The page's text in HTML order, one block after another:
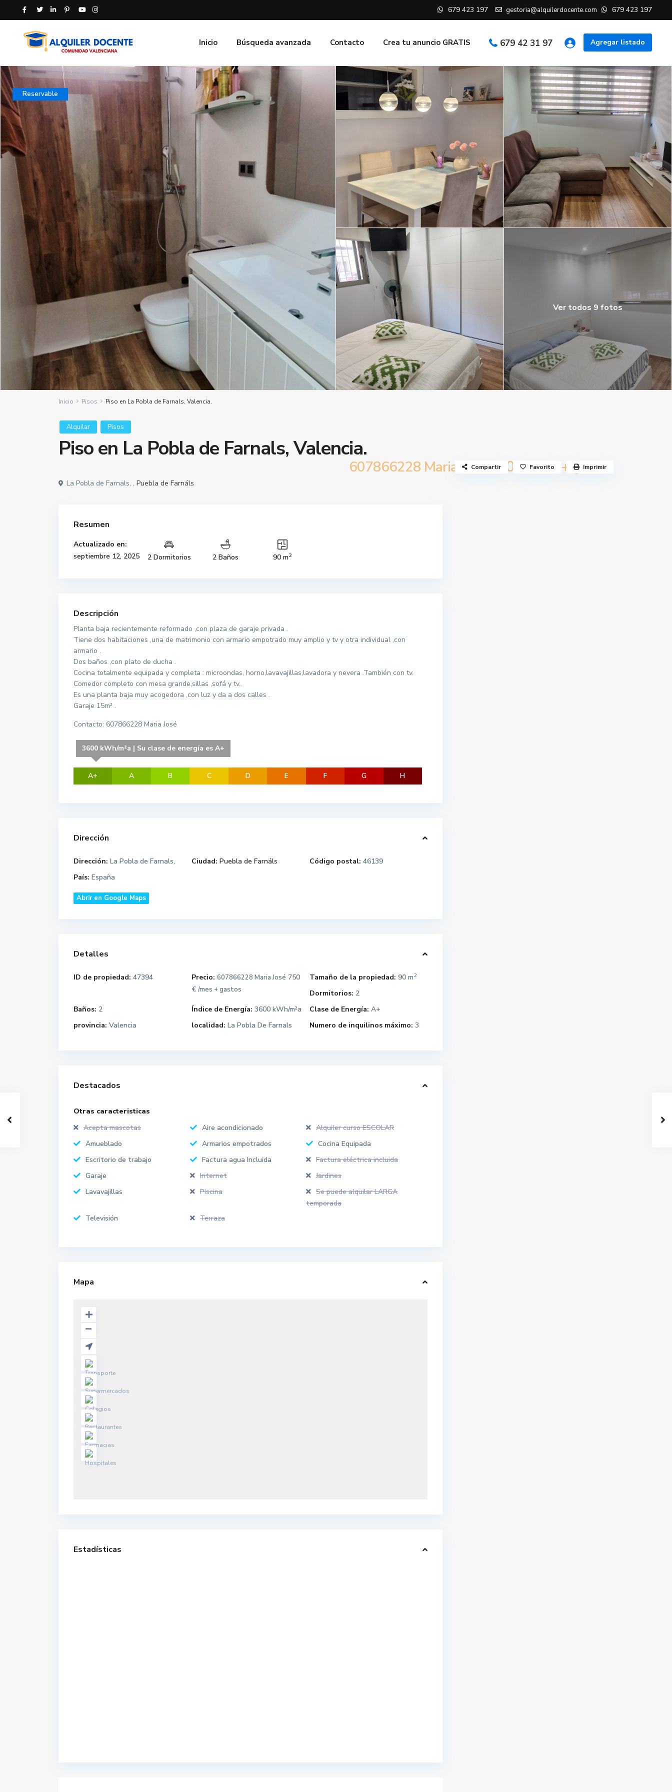
679 423 197 gestoria@alquilerdocente.com 679 423 197
Agregar listado
679 42 31 97
Inicio Búsqueda avanzada Contacto Crea tu anuncio GRATIS
Reservable
Ver todos 9 fotos
Inicio Pisos Piso en La Pobla de Farnals, Valencia.
Alquilar Pisos
Piso en La Pobla de Farnals, Valencia.
607866228 Maria José750 € /mes + gastos
La Pobla de Farnals, , Puebla de Farnáls
Compartir Favorito Imprimir
Resumen
Actualizado en:
septiembre 12, 2025
2 Dormitorios 2 Baños 90 m2
Descripción
Planta baja recientemente reformado ,con plaza de garaje privada .
Tiene dos habitaciones ,una de matrimonio con armario empotrado muy amplio y tv y otra individual ,con
armario .
Dos baños ,con plato de ducha .
Cocina totalmente equipada y completa : microondas, horno,lavavajillas,lavadora y nevera .También con tv.
Comedor completo con mesa grande,sillas ,sofá y tv..
Es una planta baja muy acogedora ,con luz y da a dos calles .
Garaje 15m² .
Contacto: 607866228 Maria José
3600 kWh/m²a | Su clase de energía es A+
A+ A B C D E F G H
Dirección
Dirección: La Pobla de Farnals, Ciudad: Puebla de Farnáls Código postal: 46139
País: España
Abrir en Google Maps
Detalles
ID de propiedad: 47394 Precio: 607866228 Maria José 750
€ /mes + gastos
Tamaño de la propiedad: 90 m2
Dormitorios: 2
Baños: 2 Índice de Energía: 3600 kWh/m²a Clase de Energía: A+
provincia: Valencia localidad: La Pobla De Farnals Numero de inquilinos máximo: 3
Destacados
Otras caracteristicas
Acepta mascotas
Aire acondicionado
Alquiler curso ESCOLAR
Amueblado
Armarios empotrados
Cocina Equipada
Escritorio de trabajo
Factura agua Incluida
Factura eléctrica incluida
Garaje
Internet
Jardines
Lavavajillas
Piscina
Se puede alquilar LARGA
temporada
Televisión
Terraza
Mapa
Estadísticas